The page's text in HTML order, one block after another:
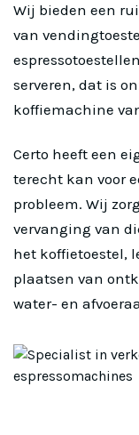
Wij bieden een
van
serveren, dat is
koffiemachine
Certo heeft een
terecht kan voor
probleem. Wij
vervanging van
het koffietoestel,
plaatsen van
water- en